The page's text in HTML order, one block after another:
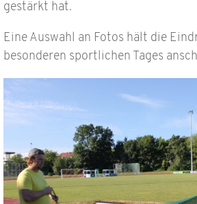
gestärkt hat.
Eine Auswahl an Fotos hält die
besonderen sportlichen Tages